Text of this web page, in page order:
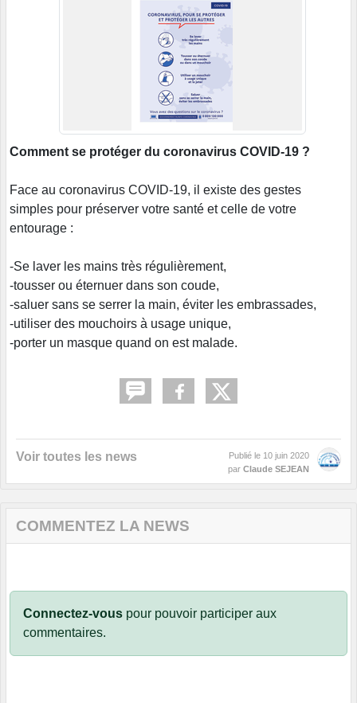
Comment se protéger du coronavirus COVID-19 ?
Face au coronavirus COVID-19, il existe des gestes
simples pour préserver votre santé et celle de votre
entourage :
-Se laver les mains très régulièrement,
-tousser ou éternuer dans son coude,
-saluer sans se serrer la main, éviter les embrassades,
-utiliser des mouchoirs à usage unique,
-porter un masque quand on est malade.
Voir toutes les news Publié le 10 juin 2020
par Claude SEJEAN
COMMENTEZ LA NEWS
Connectez-vous pour pouvoir participer aux
commentaires.